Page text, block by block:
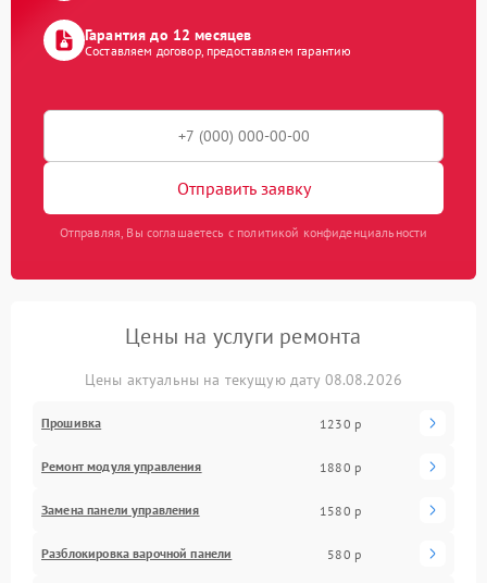
Гарантия до 12 месяцев
Составляем договор, предоставляем гарантию
Отправить заявку
Отправляя, Вы соглашаетесь с политикой конфиденциальности
Цены на услуги ремонта
Цены актуальны на текущую дату 08.08.2026
Прошивка 1230 р
Ремонт модуля управления 1880 р
Замена панели управления 1580 р
Разблокировка варочной панели 580 р